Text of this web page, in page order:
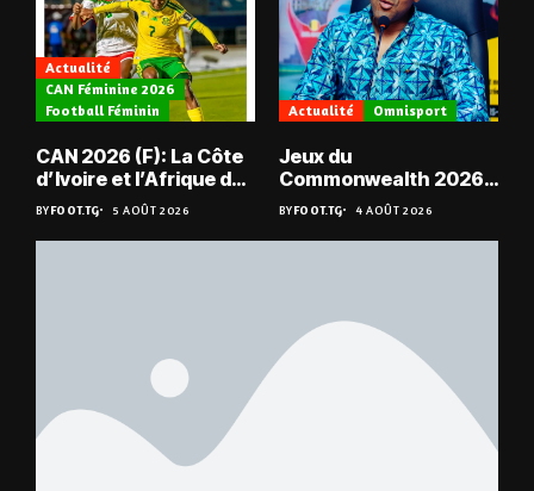
Actualité
CAN Féminine 2026
Football Féminin
CAN 2026 (F): La Côte
d’Ivoire et l’Afrique du
Sud en quarts
BYFOOT.TG 5 AOÛT 2026
Actualité Omnisport
Jeux du
Commonwealth 2026 :
« Les médailles ne
tombent pas du ciel »,
Benjamin Boukpeti
BYFOOT.TG 4 AOÛT 2026